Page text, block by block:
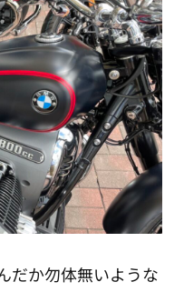
だか勿体無いような